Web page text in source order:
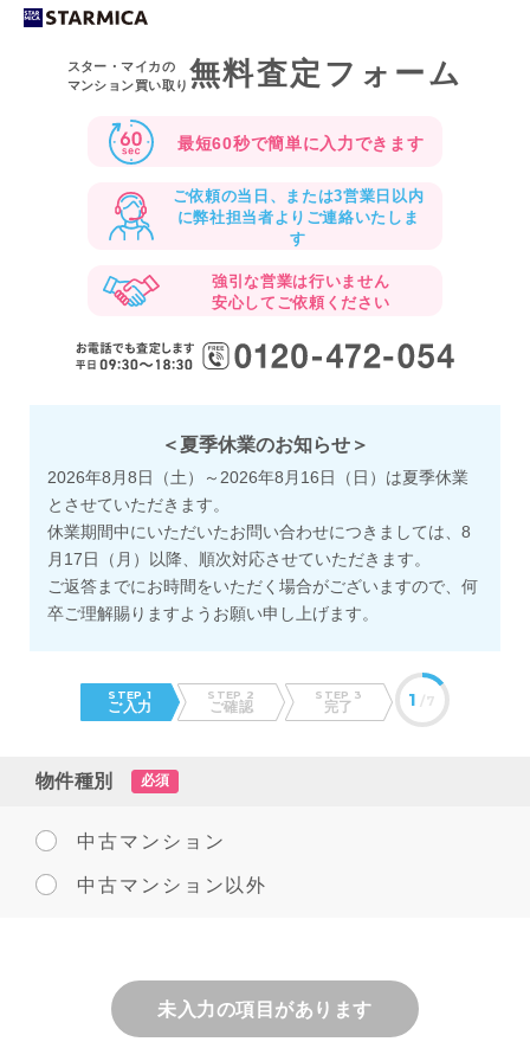
スター・マイカの
マンション買い取り 無料査定フォーム
最短60秒で簡単に入力できます
ご依頼の当日、または3営業日以内
に弊社担当者よりご連絡いたしま
す
強引な営業は行いません
安心してご依頼ください
＜夏季休業のお知らせ＞
2026年8月8日（土）～2026年8月16日（日）は夏季休業
とさせていただきます。
休業期間中にいただいたお問い合わせにつきましては、8
月17日（月）以降、順次対応させていただきます。
ご返答までにお時間をいただく場合がございますので、何
卒ご理解賜りますようお願い申し上げます。
STEP 1
ご入力
STEP 2
ご確認
STEP 3
完了 1 /7
物件種別 必須
中古マンション
中古マンション以外
未入力の項目があります